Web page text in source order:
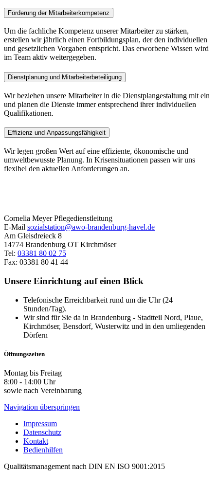
Förderung der Mitarbeiterkompetenz
Um die fachliche Kompetenz unserer Mitarbeiter zu stärken,
erstellen wir jährlich einen Fortbildungsplan, der den individuellen
und gesetzlichen Vorgaben entspricht. Das erworbene Wissen wird
im Team aktiv weitergegeben.
Dienstplanung und Mitarbeiterbeteiligung
Wir beziehen unsere Mitarbeiter in die Dienstplangestaltung mit ein
und planen die Dienste immer entsprechend ihrer individuellen
Qualifikationen.
Effizienz und Anpassungsfähigkeit
Wir legen großen Wert auf eine effiziente, ökonomische und
umweltbewusste Planung. In Krisensituationen passen wir uns
flexibel den aktuellen Anforderungen an.
Cornelia Meyer Pflegedienstleitung
E-Mail sozialstation@awo-brandenburg-havel.de
Am Gleisdreieck 8
14774 Brandenburg OT Kirchmöser
Tel: 03381 80 02 75
Fax: 03381 80 41 44
Unsere Einrichtung auf einen Blick
Telefonische Erreichbarkeit rund um die Uhr (24
Stunden/Tag).
Wir sind für Sie da in Brandenburg - Stadtteil Nord, Plaue,
Kirchmöser, Bensdorf, Wusterwitz und in den umliegenden
Dörfern
Öffnungszeiten
Montag bis Freitag
8:00 - 14:00 Uhr
sowie nach Vereinbarung
Navigation überspringen
Impressum
Datenschutz
Kontakt
Bedienhilfen
Qualitätsmanagement nach DIN EN ISO 9001:2015